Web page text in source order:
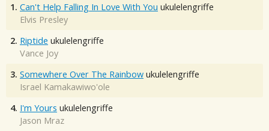
1. Can't Help Falling In Love With You ukulelengriffe
Elvis Presley
2. Riptide ukulelengriffe
Vance Joy
3. Somewhere Over The Rainbow ukulelengriffe
Israel Kamakawiwo'ole
4. I'm Yours ukulelengriffe
Jason Mraz